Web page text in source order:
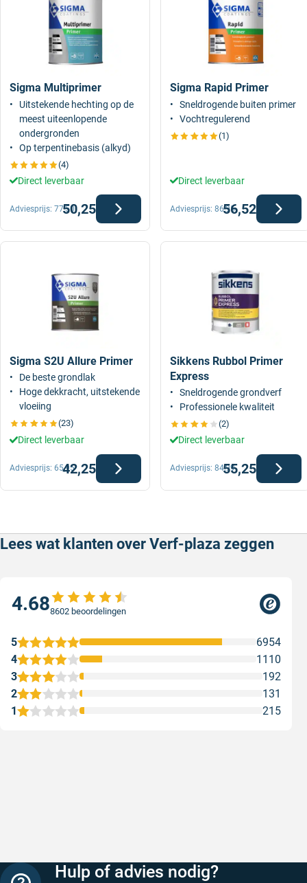
Sigma Multiprimer
Uitstekende hechting op de
meest uiteenlopende
ondergronden
Op terpentinebasis (alkyd)
(4)
Direct leverbaar
50,25
Adviesprijs: 77,50
Sigma Rapid Primer
Sneldrogende buiten primer
Vochtregulerend
(1)
Direct leverbaar
56,52
Adviesprijs: 86,95
Sigma S2U Allure Primer
De beste grondlak
Hoge dekkracht, uitstekende
vloeiing
(23)
Direct leverbaar
42,25
Adviesprijs: 65,95
Sikkens Rubbol Primer
Express
Sneldrogende grondverf
Professionele kwaliteit
(2)
Direct leverbaar
55,25
Adviesprijs: 84,99
Lees wat klanten over Verf-plaza zeggen
4.688602 beoordelingen
1 215
2 131
3 192
4 1110
5 6954
Hulp of advies nodig?